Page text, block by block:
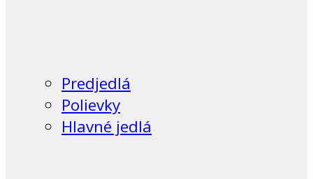
Predjedlá
Polievky
Hlavné jedlá